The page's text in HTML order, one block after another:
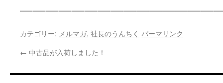
カテゴリー: メルマガ, 社長のうんちく パーマリンク
← 中古品が入荷しました！